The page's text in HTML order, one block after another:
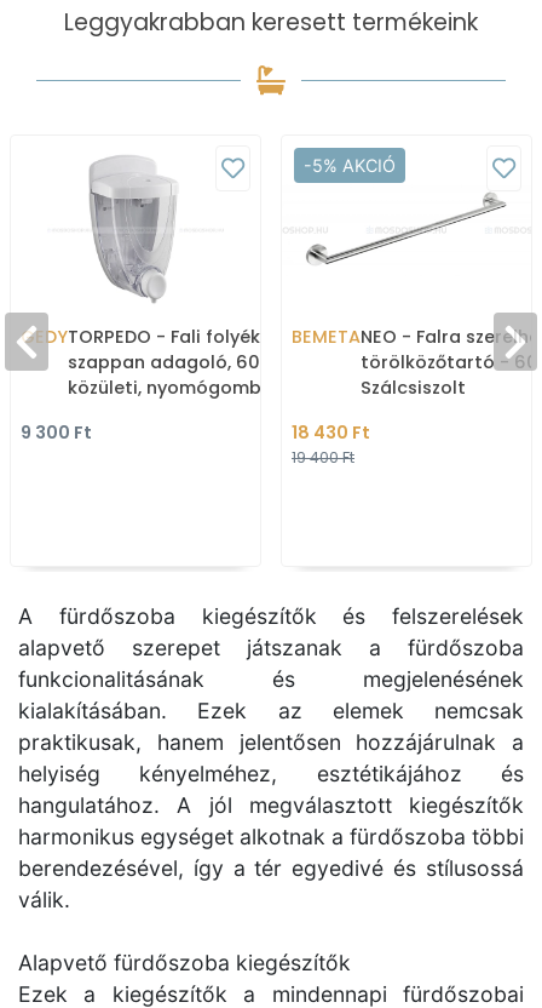
Leggyakrabban keresett termékeink
GEDYTORPEDO - Fali folyékony
szappan adagoló, 600ml,
közületi, nyomógombos -
9 300 Ft
-5% AKCIÓ
BEMETANEO - Falra
törölközőtartó -
Szálcsiszolt
18 430 Ft
19 400 Ft
A fürdőszoba kiegészítők és felszerelések
alapvető szerepet játszanak a fürdőszoba
funkcionalitásának és megjelenésének
kialakításában. Ezek az elemek nemcsak
praktikusak, hanem jelentősen hozzájárulnak a
helyiség kényelméhez, esztétikájához és
hangulatához. A jól megválasztott kiegészítők
harmonikus egységet alkotnak a fürdőszoba többi
berendezésével, így a tér egyedivé és stílusossá
válik.
Alapvető fürdőszoba kiegészítők
Ezek a kiegészítők a mindennapi fürdőszobai